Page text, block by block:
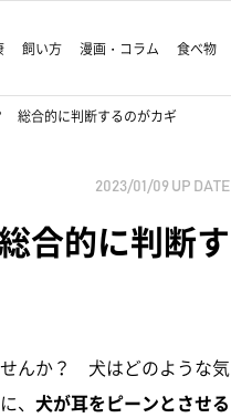
飼い方 漫画・コラム 食べ物
総合的に判断するのがカギ
2023/01/09 UP DATE
合的に判断す
んか？ 犬はどのような気
、 犬が耳をピーンとさせる